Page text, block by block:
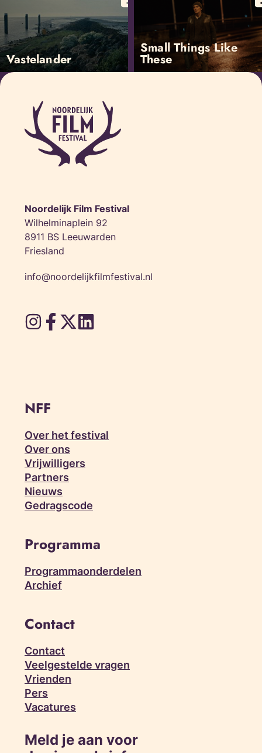
Vastelander
Small Things Like
These
Noordelijk Film Festival
Wilhelminaplein 92
8911 BS Leeuwarden
Friesland
info@noordelijkfilmfestival.nl
NFF
Over het festival
Over ons
Vrijwilligers
Partners
Nieuws
Gedragscode
Programma
Programmaonderdelen
Archief
Contact
Contact
Veelgestelde vragen
Vrienden
Pers
Vacatures
Meld je aan voor